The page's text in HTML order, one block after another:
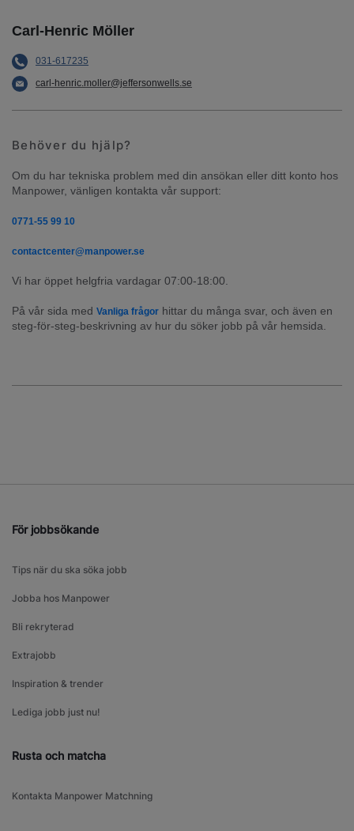
Carl-Henric Möller
031-617235
carl-henric.moller@jeffersonwells.se
Behöver du hjälp?
Om du har tekniska problem med din ansökan eller ditt konto hos
Manpower, vänligen kontakta vår support:
0771-55 99 10
contactcenter@manpower.se
Vi har öppet helgfria vardagar 07:00-18:00.
På vår sida med Vanliga frågor hittar du många svar, och även en
steg-för-steg-beskrivning av hur du söker jobb på vår hemsida.
För jobbsökande
Tips när du ska söka jobb
Jobba hos Manpower
Bli rekryterad
Extrajobb
Inspiration & trender
Lediga jobb just nu!
Rusta och matcha
Kontakta Manpower Matchning